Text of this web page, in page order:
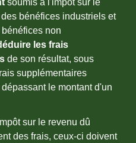
bénéfices industriels et
non
les frais
de son résultat, sous
supplémentaires
le montant d'un
sur le revenu dû
des frais, ceux-ci doivent